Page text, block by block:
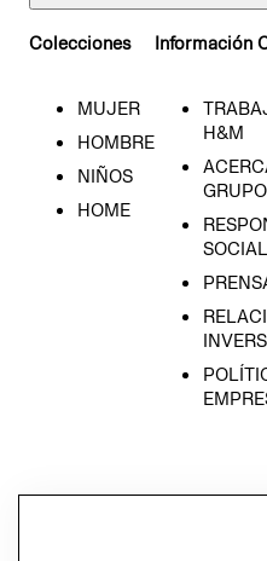
Colecciones
MUJER
HOMBRE
NIÑOS
HOME
Información
H&M
SOCIAL